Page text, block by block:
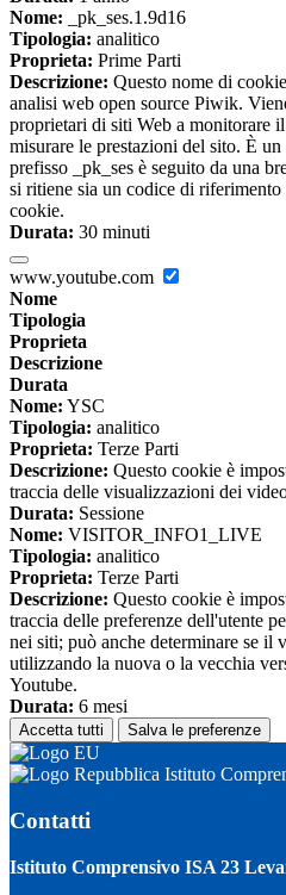
Nome: _pk_ses.1.9d16
Tipologia: analitico
Proprieta: Prime Parti
Descrizione: Questo nome di
analisi web open source Piwik.
proprietari di siti Web a monitorare
misurare le prestazioni del sito. È
prefisso _pk_ses è seguito da una
si ritiene sia un codice di
cookie.
Durata: 30 minuti
www.youtube.com
Nome
Tipologia
Proprieta
Descrizione
Durata
Nome: YSC
Tipologia: analitico
Proprieta: Terze Parti
Descrizione: Questo cookie è
traccia delle visualizzazioni dei
Durata: Sessione
Nome: VISITOR_INFO1_LIVE
Tipologia: analitico
Proprieta: Terze Parti
Descrizione: Questo cookie è
traccia delle preferenze dell'utente
nei siti; può anche determinare se il
utilizzando la nuova o la vecchia
Youtube.
Durata: 6 mesi
Accetta tutti Salva le preferenze
Istituto
Contatti
Istituto Comprensivo ISA 23